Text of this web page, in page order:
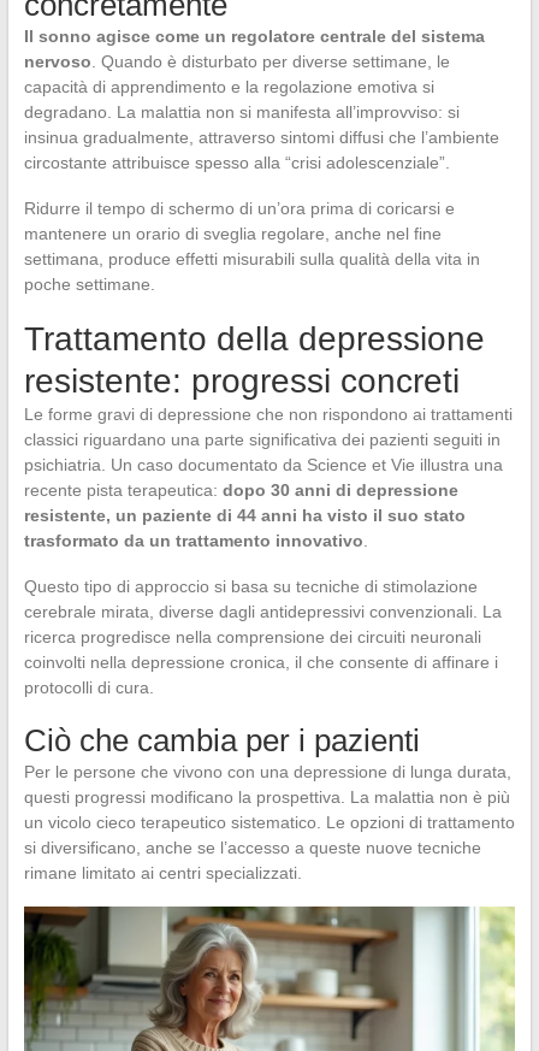
Il sonno agisce come un regolatore centrale del sistema
nervoso. Quando è disturbato per diverse settimane, le
capacità di apprendimento e la regolazione emotiva si
degradano. La malattia non si manifesta all’improvviso: si
insinua gradualmente, attraverso sintomi diffusi che l’ambiente
circostante attribuisce spesso alla “crisi adolescenziale”.
Ridurre il tempo di schermo di un’ora prima di coricarsi e
mantenere un orario di sveglia regolare, anche nel fine
settimana, produce effetti misurabili sulla qualità della vita in
poche settimane.
Trattamento della depressione
resistente: progressi concreti
Le forme gravi di depressione che non rispondono ai trattamenti
classici riguardano una parte significativa dei pazienti seguiti in
psichiatria. Un caso documentato da Science et Vie illustra una
recente pista terapeutica: dopo 30 anni di depressione
resistente, un paziente di 44 anni ha visto il suo stato
trasformato da un trattamento innovativo.
Questo tipo di approccio si basa su tecniche di stimolazione
cerebrale mirata, diverse dagli antidepressivi convenzionali. La
ricerca progredisce nella comprensione dei circuiti neuronali
coinvolti nella depressione cronica, il che consente di affinare i
protocolli di cura.
Ciò che cambia per i pazienti
Per le persone che vivono con una depressione di lunga durata,
questi progressi modificano la prospettiva. La malattia non è più
un vicolo cieco terapeutico sistematico. Le opzioni di trattamento
si diversificano, anche se l’accesso a queste nuove tecniche
rimane limitato ai centri specializzati.